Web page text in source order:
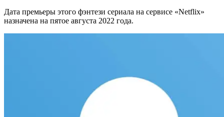
Дата премьеры этого фэнтези сериала на сервисе «Netflix»
назначена на пятое августа 2022 года.